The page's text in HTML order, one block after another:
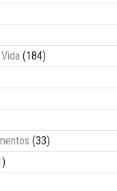
(184)
(33)